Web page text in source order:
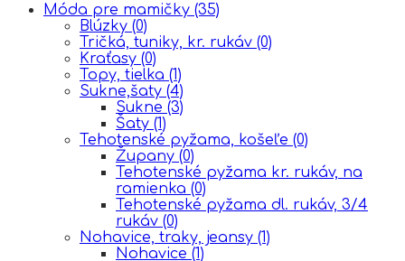
Móda pre mamičky (35)
Blúzky (0)
Tričká, tuniky, kr. rukáv (0)
Kraťasy (0)
Topy, tielka (1)
Sukne,šaty (4)
Sukne (3)
Šaty (1)
Tehotenské pyžama, košeľe (0)
Župany (0)
Tehotenské pyžama kr. rukáv, na
ramienka (0)
Tehotenské pyžama dl. rukáv, 3/4
rukáv (0)
Nohavice, traky, jeansy (1)
Nohavice (1)